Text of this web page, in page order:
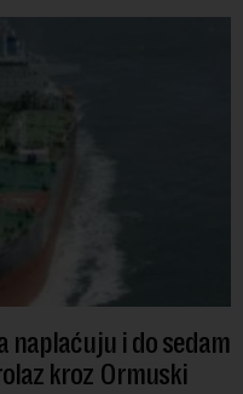
naplaćuju i do sedam
kroz Ormuski